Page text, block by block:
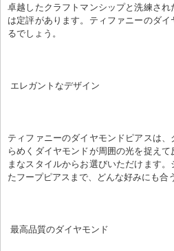
卓越したクラフトマンシップと洗練さ
は定評があります。ティファニーのダ
るでしょう。
エレガントなデザイン
ティファニーのダイヤモンドピアスは
らめくダイヤモンドが周囲の光を捉え
まなスタイルからお選びいただけます
たフープピアスまで、どんな好みにも合
最高品質のダイヤモンド